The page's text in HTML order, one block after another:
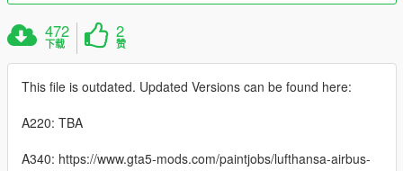
472
下载
2
赞
This file is outdated. Updated Versions can be found here:
A220: TBA
A340: https://www.gta5-mods.com/paintjobs/lufthansa-airbus-